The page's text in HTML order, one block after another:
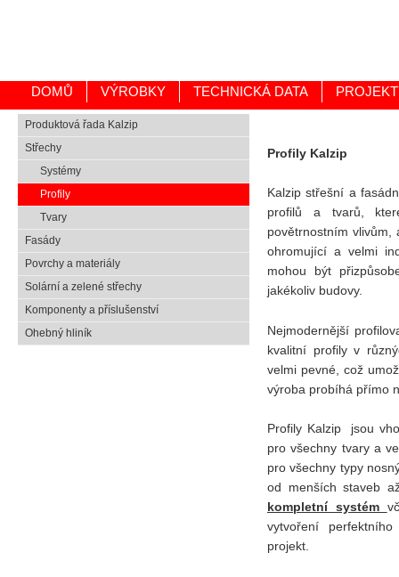
DOMŮ VÝROBKY TECHNICKÁ DATA
Produktová řada Kalzip
Střechy
Systémy
Profily
Tvary
Fasády
Povrchy a materiály
Solární a zelené střechy
Komponenty a příslušenství
Ohebný hliník
Profily Kalzip
Kalzip střešní a
profilů a tvarů,
povětrnostním
ohromující a velmi
mohou být
jakékoliv budovy.
Nejmodernější
kvalitní profily v
velmi pevné, což
výroba probíhá přímo
Profily Kalzip jsou
pro všechny tvary a
pro všechny typy
od menších staveb
kompletní systém
vytvoření
projekt.